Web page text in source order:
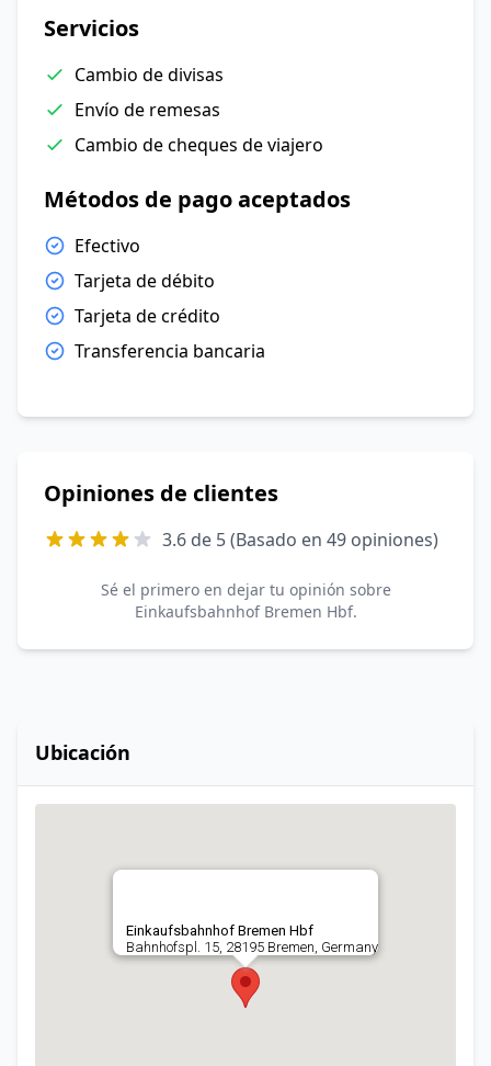
Servicios
Cambio de divisas
Envío de remesas
Cambio de cheques de viajero
Métodos de pago aceptados
Efectivo
Tarjeta de débito
Tarjeta de crédito
Transferencia bancaria
Opiniones de clientes
3.6 de 5 (Basado en 49 opiniones)
Sé el primero en dejar tu opinión sobre
Einkaufsbahnhof Bremen Hbf.
Ubicación
Einkaufsbahnhof Bremen Hbf
Bahnhofspl. 15, 28195 Bremen, Germany